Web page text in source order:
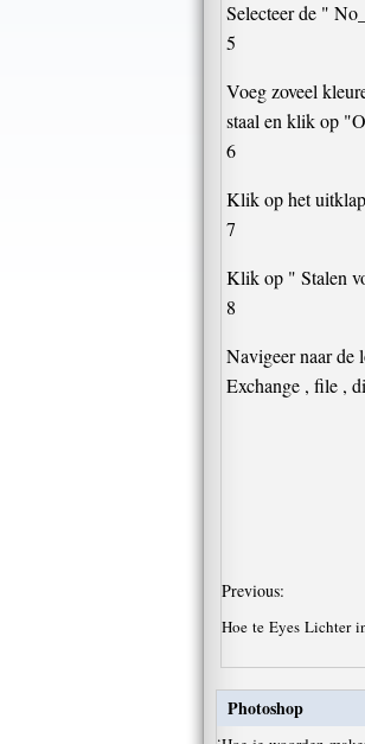
Selecteer de "
5
Voeg zoveel
staal en klik op
6
Klik op het
7
Klik op " Stalen
8
Navigeer naar de
Exchange , file ,
Previous:
Hoe te Eyes Lichter
Photoshop
·